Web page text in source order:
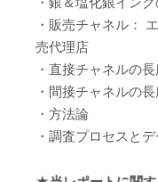
・販売チャネル：
売代理店
・直接チャネルの
・間接チャネルの
・方法論
・調査プロセスと